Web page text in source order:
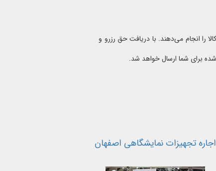
را انجام می‌دهند. با دریافت حق رزرو و
برای شما ارسال خواهد شد.
اجاره تجهیزات نمایشگاهی اصفهان